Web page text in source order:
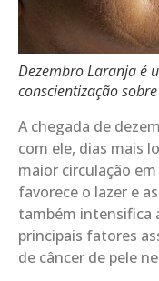
Dezembro Laranja é
conscientização
A chegada de
com ele, dias mais
maior circulação
favorece o lazer e
também intensifica
principais fatores
de câncer de pele